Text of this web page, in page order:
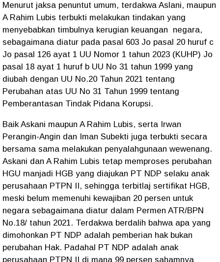
Menurut jaksa penuntut umum, terdakwa Aslani, maupun
A Rahim Lubis terbukti melakukan tindakan yang
menyebabkan timbulnya kerugian keuangan negara,
sebagaimana diatur pada pasal 603 Jo pasal 20 huruf c
Jo pasal 126 ayat 1 UU Nomor 1 tahun 2023 (KUHP) Jo
pasal 18 ayat 1 huruf b UU No 31 tahun 1999 yang
diubah dengan UU No.20 Tahun 2021 tentang
Perubahan atas UU No 31 Tahun 1999 tentang
Pemberantasan Tindak Pidana Korupsi.
Baik Askani maupun A Rahim Lubis, serta Irwan
Perangin-Angin dan Iman Subekti juga terbukti secara
bersama sama melakukan penyalahgunaan wewenang.
Askani dan A Rahim Lubis tetap memproses perubahan
HGU manjadi HGB yang diajukan PT NDP selaku anak
perusahaan PTPN II, sehingga terbitlaj sertifikat HGB,
meski belum memenuhi kewajiban 20 persen untuk
negara sebagaimana diatur dalam Permen ATR/BPN
No.18/ tahun 2021. Terdakwa berdalih bahwa apa yang
dimohonkan PT NDP adalah pemberian hak bukan
perubahan Hak. Padahal PT NDP adalah anak
perusahaan PTPN II di mana 99 persen sahamnya